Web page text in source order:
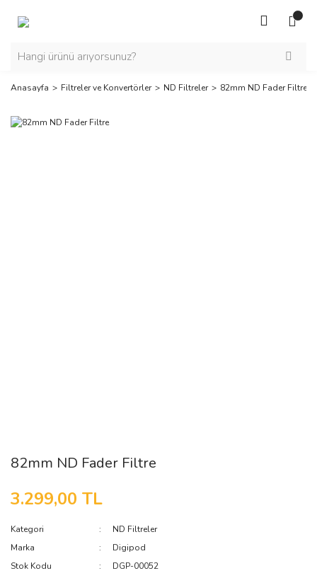
Anasayfa Filtreler ve Konvertörler ND Filtreler 82mm ND Fader Filtre
82mm ND Fader Filtre
3.299,00 TL
Kategori
ND Filtreler
Marka
Digipod
Stok Kodu
DGP-00052